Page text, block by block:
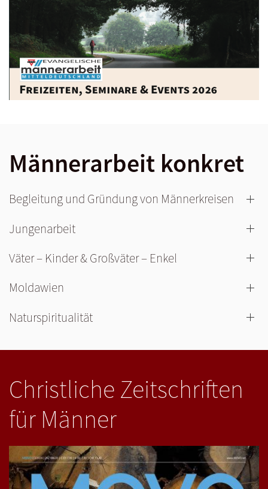
Männerarbeit konkret
Begleitung und Gründung von Männerkreisen
Jungenarbeit
Väter – Kinder & Großväter – Enkel
Moldawien
Naturspiritualität
Christliche Zeitschriften
für Männer